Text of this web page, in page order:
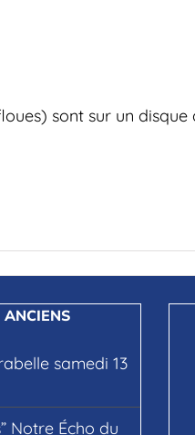
sont sur un
samedi 13
Notre Écho du